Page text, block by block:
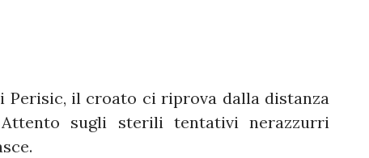
Perisic, il croato ci riprova dalla distanza
sugli sterili tentativi nerazzurri